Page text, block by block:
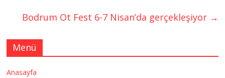
Bodrum Ot Fest 6-7 Nisan’da gerçekleşiyor →
Menü
Anasayfa